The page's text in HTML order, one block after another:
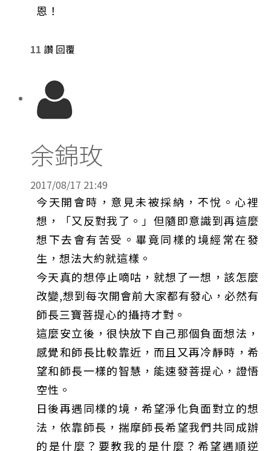
恩！
11 讚 回覆
余錦玫
2017/08/17 21:49
今天開會時，意見未被採納，不悅。心裡
想，「又反對我了。」但隨即意識到再這麼
想下去會有苦受。畢竟同樣的境經常在發
生，想法大約就這樣。
今天真的想停止嘀咕，就想了一想，該怎麼
改變,想到每次開會前大家都有發心，必然有
師長三寶菩提心的攝持才對。
這麼安立後，很快放下自己那個負面想法，
感覺和師長比較靠近，而且又再冷靜時，希
望和師長一樣的智慧，能速發菩提心，證悟
空性。
日後再遇同樣的境，希望淨化負面對立的想
法，依靠師長，揣摩師長希望我們共同成辦
的是什麼？要教我的是什麼？希望遇順逆